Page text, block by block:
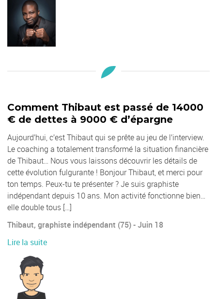
Comment Thibaut est passé de 14000
€ de dettes à 9000 € d’épargne
Aujourd’hui, c’est Thibaut qui se prête au jeu de l’interview.
Le coaching a totalement transformé la situation financière
de Thibaut… Nous vous laissons découvrir les détails de
cette évolution fulgurante ! Bonjour Thibaut, et merci pour
ton temps. Peux-tu te présenter ? Je suis graphiste
indépendant depuis 10 ans. Mon activité fonctionne bien…
elle double tous […]
Thibaut, graphiste indépendant (75) - Juin 18
Lire la suite